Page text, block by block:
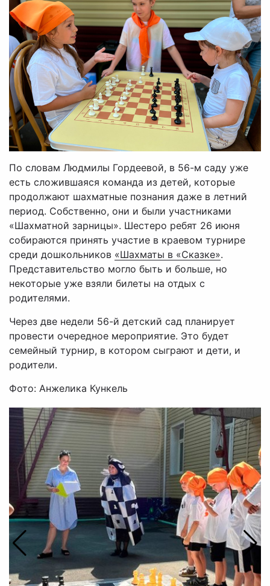
По словам Людмилы Гордеевой, в 56-м саду уже
есть сложившаяся команда из детей, которые
продолжают шахматные познания даже в летний
период. Собственно, они и были участниками
«Шахматной зарницы». Шестеро ребят 26 июня
собираются принять участие в краевом турнире
среди дошкольников «Шахматы в «Сказке».
Представительство могло быть и больше, но
некоторые уже взяли билеты на отдых с
родителями.
Через две недели 56-й детский сад планирует
провести очередное мероприятие. Это будет
семейный турнир, в котором сыграют и дети, и
родители.
Фото: Анжелика Кункель